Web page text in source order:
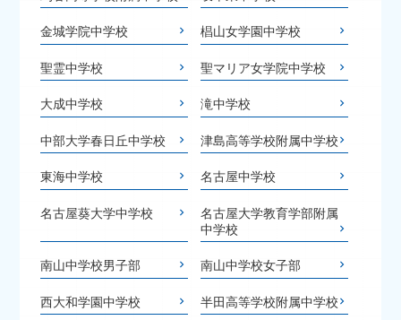
金城学院中学校 椙山女学園中学校
聖霊中学校 聖マリア女学院中学校
大成中学校 滝中学校
中部大学春日丘中学校 津島高等学校附属中学校
東海中学校 名古屋中学校
名古屋葵大学中学校
名古屋大学教育学部附属
中学校
南山中学校男子部 南山中学校女子部
西大和学園中学校 半田高等学校附属中学校